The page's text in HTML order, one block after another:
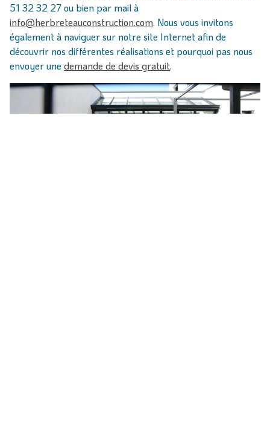
51 32 32 27 ou bien par mail à
info@herbreteauconstruction.com. Nous vous invitons
également à naviguer sur notre site Internet afin de
découvrir nos différentes réalisations et pourquoi pas nous
envoyer une demande de devis gratuit.